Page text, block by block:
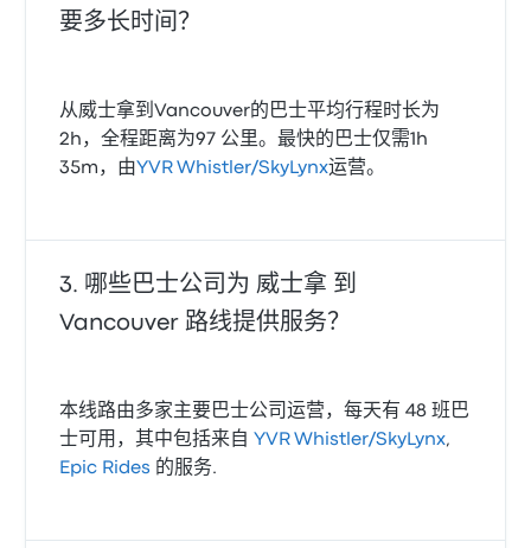
要多长时间？
从威士拿到Vancouver的巴士平均行程时长为
2h，全程距离为97 公里。最快的巴士仅需1h
35m，由 YVR Whistler/SkyLynx运营。
哪些巴士公司为 威士拿 到
Vancouver 路线提供服务？
本线路由多家主要巴士公司运营，每天有 48 班巴
士可用，其中包括来自 YVR Whistler/SkyLynx,
Epic Rides 的服务.